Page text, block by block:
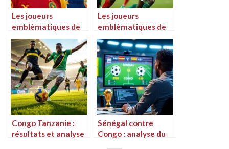
Les joueurs
emblématiques de
l’équipe de football
du Congo
Les joueurs
emblématiques de
l’équipe nationale de
football de la
République
Démocratique du
Congo
Congo Tanzanie :
résultats et analyse
Sénégal contre
Congo : analyse du